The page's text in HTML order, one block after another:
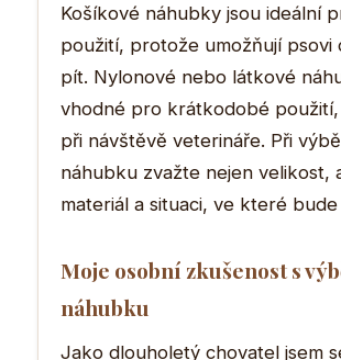
Košíkové náhubky jsou ideální
použití, protože umožňují psovi
pít. Nylonové nebo látkové
vhodné pro krátkodobé
při návštěvě veterináře. Při
náhubku zvažte nejen velikost,
materiál a situaci, ve které
Moje osobní zkušenost s
náhubku
Jako dlouholetý chovatel jsem